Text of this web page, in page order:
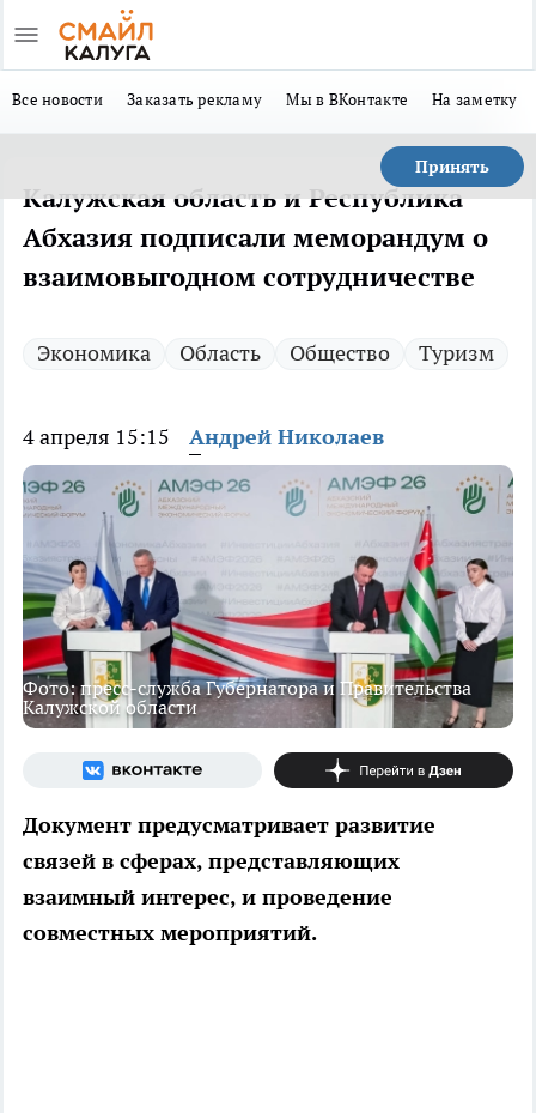
Все новости Заказать рекламу Мы в ВКонтакте На заметку
Принять
Калужская область и Республика
Абхазия подписали меморандум о
взаимовыгодном сотрудничестве
Экономика Область Общество Туризм
4 апреля 15:15 Андрей Николаев
Фото: пресс-служба Губернатора и Правительства
Калужской области
Документ предусматривает развитие
связей в сферах, представляющих
взаимный интерес, и проведение
совместных мероприятий.